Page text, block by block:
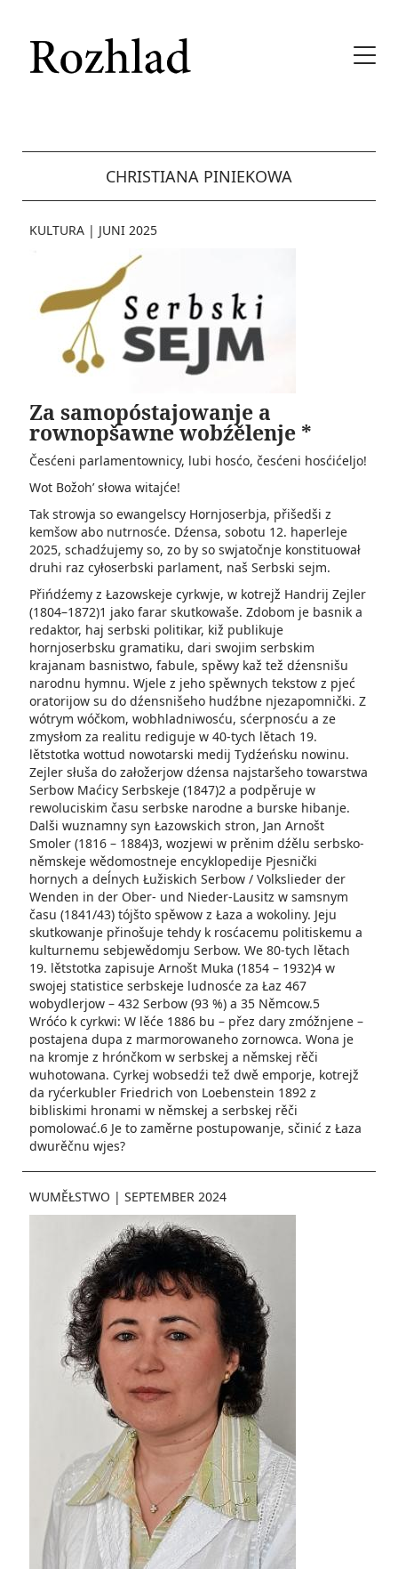
CHRISTIANA PINIEKOWA
KULTURA | JUNI 2025
Za samopóstajowanje a
rownopšawne wobźělenje *
Česćeni parlamentownicy, lubi hosćo, česćeni hosćićeljo!
Wot Božoh’ słowa witajće!
Tak strowja so ewangelscy Hornjoserbja, přišedši z
kemšow abo nutrnosće. Dźensa, sobotu 12. haperleje
2025, schadźujemy so, zo by so swjatočnje konstituował
druhi raz cyłoserbski parlament, naš Serbski sejm.
Přińdźemy z Łazowskeje cyrkwje, w kotrejž Handrij Zejler
(1804–1872)1 jako farar skutkowaše. Zdobom je basnik a
redaktor, haj serbski politikar, kiž publikuje
hornjoserbsku gramatiku, dari swojim serbskim
krajanam basnistwo, fabule, spěwy kaž tež dźensnišu
narodnu hymnu. Wjele z jeho spěwnych tekstow z pjeć
oratorijow su do dźensnišeho hudźbne njezapomnički. Z
wótrym wóčkom, wobhladniwosću, sćerpnosću a ze
zmysłom za realitu rediguje w 40-tych lětach 19.
lětstotka wottud nowotarski medij Tydźeńsku nowinu.
Zejler słuša do załožerjow dźensa najstaršeho towarstwa
Serbow Maćicy Serbskeje (1847)2 a podpěruje w
rewoluciskim času serbske narodne a burske hibanje.
Dalši wuznamny syn Łazowskich stron, Jan Arnošt
Smoler (1816 – 1884)3, wozjewi w prěnim dźělu serbsko-
němskeje wědomostneje encyklopedije Pjesnički
hornych a deĺnych Łužiskich Serbow / Volkslieder der
Wenden in der Ober- und Nieder-Lausitz w samsnym
času (1841/43) tójšto spěwow z Łaza a wokoliny. Jeju
skutkowanje přinošuje tehdy k rosćacemu politiskemu a
kulturnemu sebjewědomju Serbow. We 80-tych lětach
19. lětstotka zapisuje Arnošt Muka (1854 – 1932)4 w
swojej statistice serbskeje ludnosće za Łaz 467
wobydlerjow – 432 Serbow (93 %) a 35 Němcow.5
Wróćo k cyrkwi: W lěće 1886 bu – přez dary zmóžnjene –
postajena dupa z marmorowaneho zornowca. Wona je
na kromje z hrónčkom w serbskej a němskej rěči
wuhotowana. Cyrkej wobsedźi tež dwě emporje, kotrejž
da ryćerkubler Friedrich von Loebenstein 1892 z
bibliskimi hronami w němskej a serbskej rěči
pomolować.6 Je to zaměrne postupowanje, sčinić z Łaza
dwurěčnu wjes?
WUMĚŁSTWO | SEPTEMBER 2024